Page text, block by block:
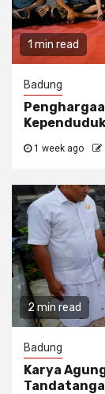
1 min read
Badung
1 week ago
2 min read
Badung
Karya